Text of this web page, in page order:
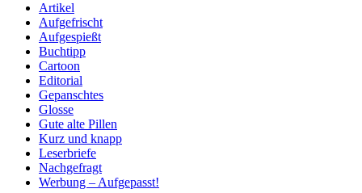
Artikel
Aufgefrischt
Aufgespießt
Buchtipp
Cartoon
Editorial
Gepanschtes
Glosse
Gute alte Pillen
Kurz und knapp
Leserbriefe
Nachgefragt
Werbung – Aufgepasst!